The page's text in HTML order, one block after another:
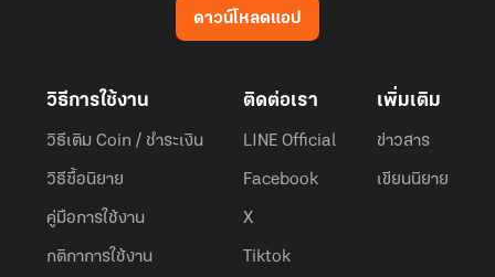
ดาวน์โหลดแอป
วิธีการใช้งาน
วิธีเติม Coin / ชำระเงิน
วิธีซื้อนิยาย
คู่มือการใช้งาน
กติกาการใช้งาน
ติดต่อเรา
LINE Official
Facebook
X
Tiktok
เพิ่มเติม
ข่าวสาร
เขียนนิยาย